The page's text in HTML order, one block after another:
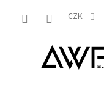
CZK